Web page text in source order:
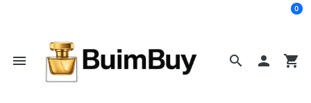
search
menu  shopping_cart
0